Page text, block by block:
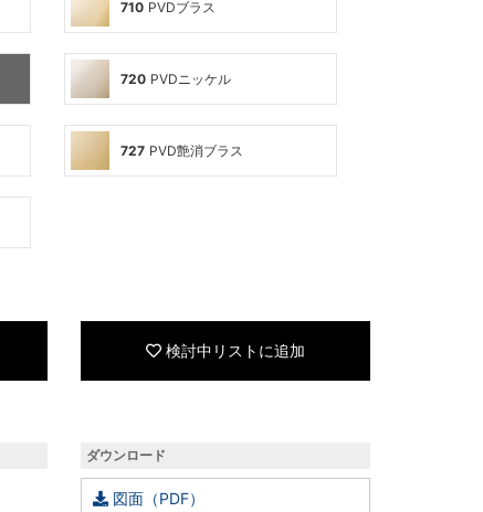
710 PVDブラス
720 PVDニッケル
727 PVD艶消ブラス
検討中リストに追加
ダウンロード
図面（PDF）